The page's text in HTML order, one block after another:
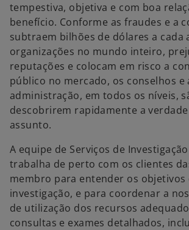
tempestiva, objetiva e com boa
benefício. Conforme as fraudes e a
subtraem bilhões de dólares a cada
organizações no mundo inteiro,
reputações e colocam em risco a
público no mercado, os conselhos e
administração, em todos os níveis,
descobrirem rapidamente a
assunto.
A equipe de Serviços de Investigação
trabalha de perto com os clientes
membro para entender os objetivos
investigação, e para coordenar a
de utilização dos recursos
consultas e exames detalhados,